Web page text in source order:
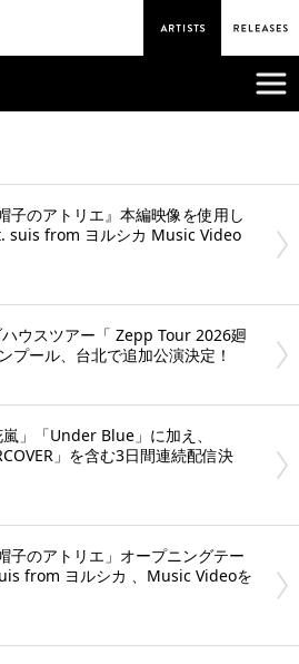
子のアトリエ』本編映像を使用し
suis from ヨルシカ Music Video
ウスツアー「 Zepp Tour 2026廻
プール、台北で追加公演決定！
」「Under Blue」に加え、
」を含む3日間連続配信決
子のアトリエ」オープニングテー
from ヨルシカ 、Music Videoを